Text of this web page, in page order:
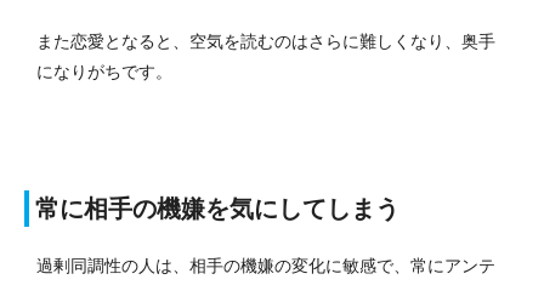
また恋愛となると、空気を読むのはさらに難しくなり、奥手
になりがちです。
常に相手の機嫌を気にしてしまう
過剰同調性の人は、相手の機嫌の変化に敏感で、常にアンテ